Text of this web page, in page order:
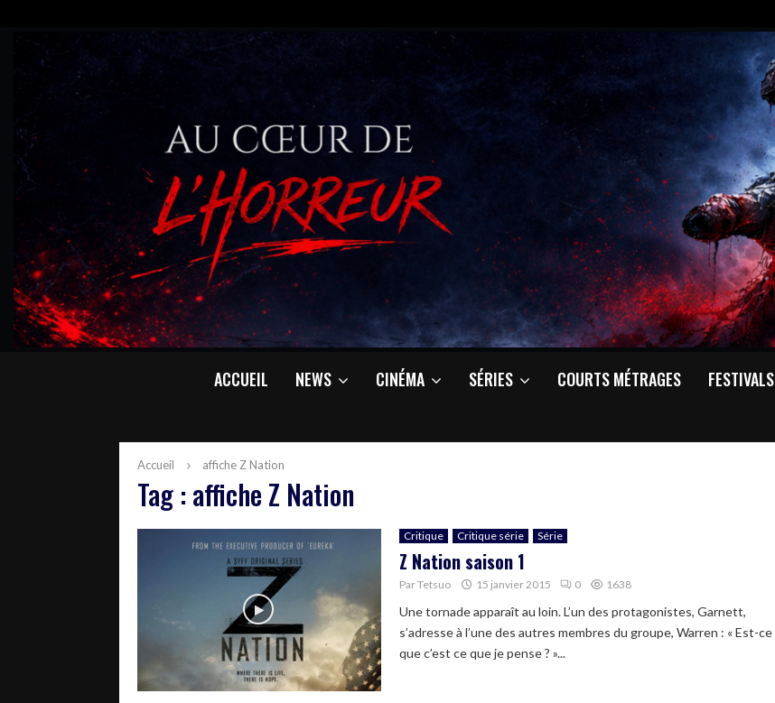
ACCUEIL NEWS CINÉMA SÉRIES COURTS MÉTRAGES FESTIVALS
Accueil affiche Z Nation
Tag : affiche Z Nation
Critique Critique série Série
Z Nation saison 1
ParTetsuo 15 janvier 2015 0 1638
Une tornade apparaît au loin. L’un des protagonistes, Garnett,
s’adresse à l’une des autres membres du groupe, Warren : « Est-ce
que c’est ce que je pense ? »...